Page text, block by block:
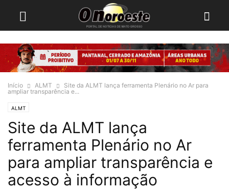
Início ALMT
Site da ALMT lança ferramenta Plenário no Ar para
ampliar transparência e...
ALMT
Site da ALMT lança
ferramenta Plenário no Ar
para ampliar transparência e
acesso à informação